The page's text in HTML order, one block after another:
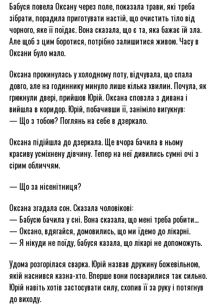
Бабуся повела Оксану через поле, показала трави, які треба
зібрати, порадила приготувати настій, що очистить тіло від
чорного, яке її поїдає. Вона сказала, що є та, яка бажає їй зла.
Але щоб з цим боротися, потрібно залишитися живою. Часу в
Оксани було мало.
Оксана прокинулась у холодному поту, відчувала, що спала
довго, але на годиннику минуло лише кілька хвилин. Почула, як
грюкнули двері, прийшов Юрій. Оксана сповзла з дивана і
вийшла в коридор. Юрій, побачивши її, заніміло вигукнув:
— Що з тобою? Поглянь на себе в дзеркало.
Оксана підійшла до дзеркала. Ще вчора бачила в ньому
красиву усміхнену дівчину. Тепер на неї дивились сумні очі з
сірим обличчям.
— Що за нісенітниця?
Оксана згадала сон. Сказала чоловікові:
— Бабусю бачила у сні. Вона сказала, що мені треба робити…
— Оксано, вдягайся, домовились, що ми їдемо до лікарні.
— Я нікуди не поїду, бабуся казала, що лікарі не допоможуть.
Удома розгорілася сварка. Юрій назвав дружину божевільною,
якій наснився казна-хто. Вперше вони посварилися так сильно.
Юрій навіть хотів застосувати силу, схопив її за руку і потягнув
до виходу.